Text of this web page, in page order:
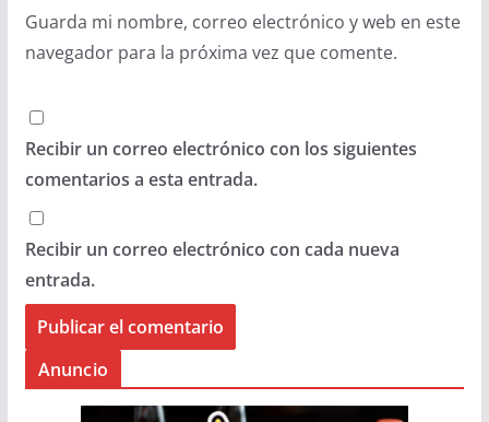
Guarda mi nombre, correo electrónico y web en este
navegador para la próxima vez que comente.
Recibir un correo electrónico con los siguientes
comentarios a esta entrada.
Recibir un correo electrónico con cada nueva
entrada.
Anuncio